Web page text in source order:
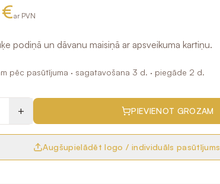
ar PVN
podiņā un dāvanu maisiņā ar apsveikuma kartiņu.
pēc pasūtījuma · sagatavošana 3 d. · piegāde 2 d.
+ PIEVIENOT GROZAM
Augšupielādēt logo / individuāls pasūtījums